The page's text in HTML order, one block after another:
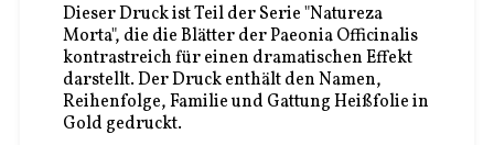
Dieser Druck ist Teil der Serie "Natureza
Morta", die die Blätter der Paeonia Officinalis
kontrastreich für einen dramatischen Effekt
darstellt. Der Druck enthält den Namen,
Reihenfolge, Familie und Gattung Heißfolie in
Gold gedruckt.